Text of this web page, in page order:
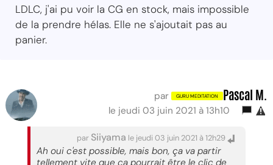
LDLC, j'ai pu voir la CG en stock, mais impossible
de la prendre hélas. Elle ne s'ajoutait pas au
panier.
par Pascal M.
le jeudi 03 juin 2021 à 13h10
par Siiyama le jeudi 03 juin 2021 à 12h29
Ah oui c'est possible, mais bon, ça va partir